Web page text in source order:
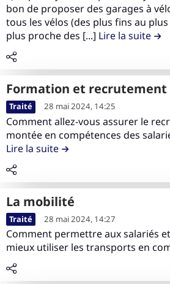
m
a
t
o
&
C
o
m
p
é
e
n
c
e
s
i
r
o
n
e
m
e
n
t
u
t
i
o
n
L
e
p
r
o
j
e
c
o
m
m
l
a
c
o
n
r
i
b
u
t
o
L
a
m
o
b
t
e
n
u
e
l
a
c
o
t
i
b
u
t
o
r
e
l
e
o
n
t
e
n
u
d
l
a
c
o
t
bon de proposer des garages à
tous les vélos (des plus fins au
plus proche des [...] Lire la suite de
formation et recrutement
L
i
r
e
e
o
n
t
e
n
Traité 28 mai 2024, 14:25
Comment allez-vous assurer le
montée en compétences des
Lire la suite de la contribution
La mobilité
L
i
r
e
l
Traité 28 mai 2024, 14:27
Comment permettre aux salariés
mieux utiliser les transports en